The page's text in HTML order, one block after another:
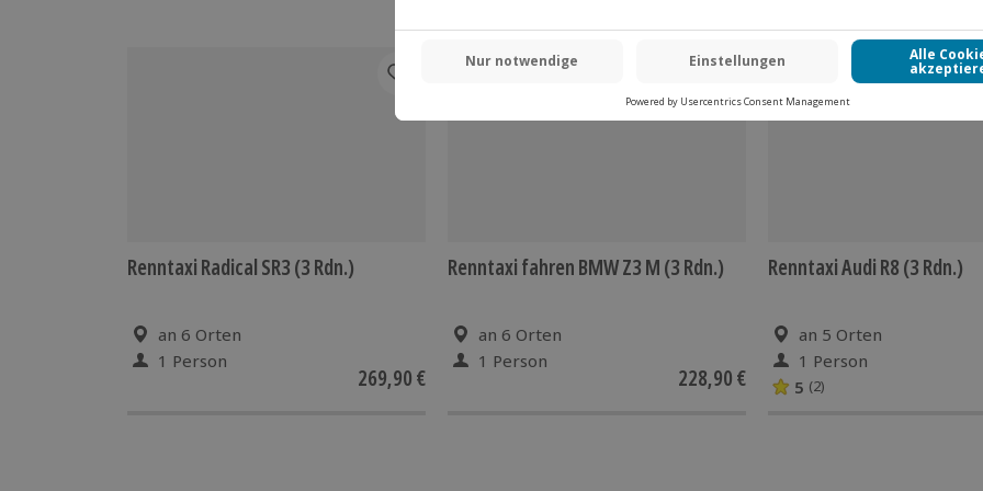
Renntaxi Radical SR3 (3 Rdn.)
an 6 Orten
1 Person
269,90 €
Renntaxi fahren BMW Z3 M (3 Rdn.)
an 6 Orten
1 Person
228,90 €
Renntaxi Audi R8 (3 Rdn.)
an 5 Orten
1 Person
5 (2)